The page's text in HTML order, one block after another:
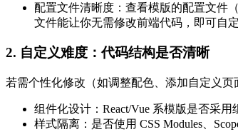
配置文件清晰度：查看模版的配置文件
文件能让你无需修改前端代码，即可自
2. 自定义难度：代码结构是否清晰
若需个性化修改（如调整配色、添加自定义
组件化设计：React/Vue 系模版是否采
样式隔离：是否使用 CSS Modules、